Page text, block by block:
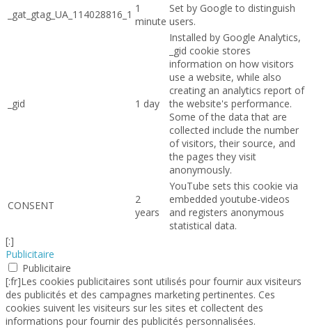
_gat_gtag_UA_114028816_1 1
minute
Set by Google to distinguish
users.
_gid 1 day
Installed by Google Analytics,
_gid cookie stores
information on how visitors
use a website, while also
creating an analytics report of
the website's performance.
Some of the data that are
collected include the number
of visitors, their source, and
the pages they visit
anonymously.
CONSENT
2
years
YouTube sets this cookie via
embedded youtube-videos
and registers anonymous
statistical data.
[:]
Publicitaire
Publicitaire
[:fr]Les cookies publicitaires sont utilisés pour fournir aux visiteurs
des publicités et des campagnes marketing pertinentes. Ces
cookies suivent les visiteurs sur les sites et collectent des
informations pour fournir des publicités personnalisées.